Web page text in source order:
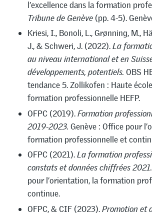
l’excellence dans la formation
Tribune de Genève (pp. 4-5).
Kriesi, I., Bonoli, L., Grønning, M.,
J., & Schweri, J. (2022).La
au niveau international et en
développements, potentiels. OBS
tendance 5. Zollikofen : Haute
formation professionnelle HEFP.
OFPC (2019).Formation
2019-2023. Genève : Office pour
formation professionnelle et
OFPC (2021).La formation
constats et données chiffrées 2021.
pour l’orientation, la formation
continue.
OFPC, & CIF (2023).Promotion et